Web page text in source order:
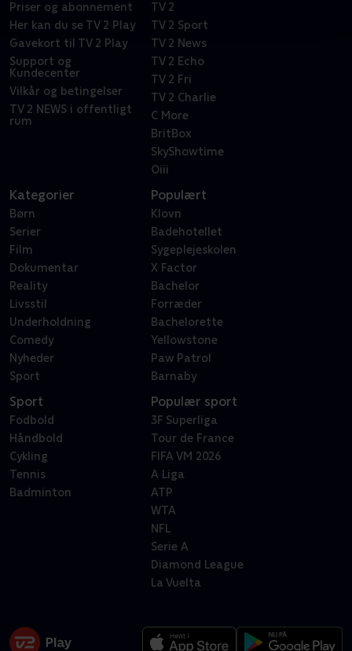
Priser og abonnement
Her kan du se TV 2 Play
Gavekort til TV 2 Play
Support og
Kundecenter
Vilkår og betingelser
TV 2 NEWS i offentligt
rum
TV 2
TV 2 Sport
TV 2 News
TV 2 Echo
TV 2 Fri
TV 2 Charlie
C More
BritBox
SkyShowtime
Oiii
Kategorier
Børn
Serier
Film
Dokumentar
Reality
Livsstil
Underholdning
Comedy
Nyheder
Sport
Populært
Klovn
Badehotellet
Sygeplejeskolen
X Factor
Bachelor
Forræder
Bachelorette
Yellowstone
Paw Patrol
Barnaby
Sport
Fodbold
Håndbold
Cykling
Tennis
Badminton
Populær sport
3F Superliga
Tour de France
FIFA VM 2026
A Liga
ATP
WTA
NFL
Serie A
Diamond League
La Vuelta